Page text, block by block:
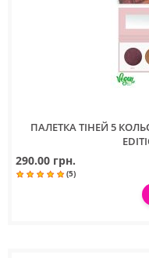
ПАЛЕТКА ТIНЕЙ 5
290.00 грн.
(5)